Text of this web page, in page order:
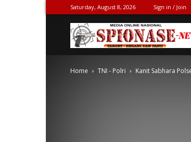
Saturday, August 8, 2026 Sign in / Join
Home TNI - Polri Kanit Sabhara